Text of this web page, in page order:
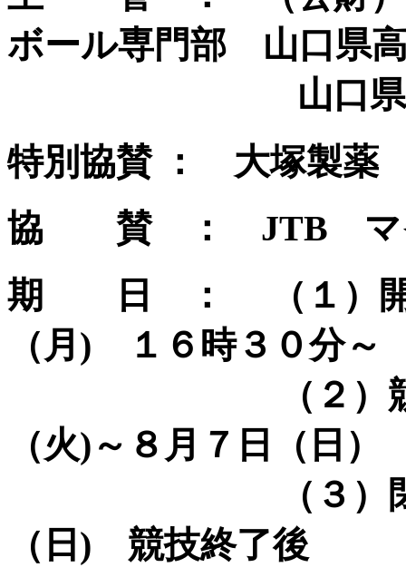
ボール専門部 山口県
山口県ハン
特別協賛 ： 大塚製薬
協 賛 ： JTB マイ
期 日 ：
（１）
（月) １６時３０分～
（２）競 技
（火)～８月７日（日
（３）閉会式
（日) 競技終了後